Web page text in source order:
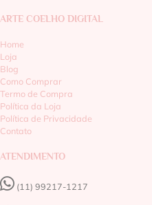
ARTE COELHO DIGITAL
Home
Loja
Blog
Como Comprar
Termo de Compra
Política da Loja
Política de Privacidade
Contato
ATENDIMENTO
(11) 99217-1217‬